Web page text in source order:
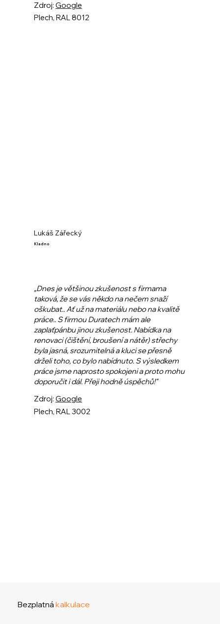
Plech, RAL 8012
Zdroj: Google
Lukáš Zářecký
Kladno
„Dnes je většinou zkušenost s firmama
taková, že se vás někdo na nečem snaží
oškubat.. Ať už na materiálu nebo na kvalitě
práce.. S firmou Duratech mám ale
zaplaťpánbu jinou zkušenost. Nabídka na
renovaci (čištění, broušení a nátěr) střechy
byla jasná, srozumitelná a kluci se přesně
drželi toho, co bylo nabídnuto. S výsledkem
práce jsme naprosto spokojeni a proto mohu
doporučit i dál. Přeji hodně úspěchů!"
Plech, RAL 3002
Zdroj: Google
Bezplatná kalkulace